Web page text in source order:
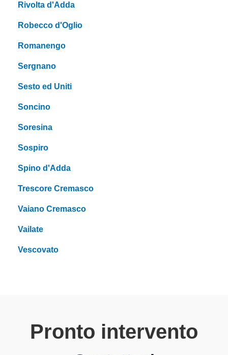
Rivolta d'Adda
Robecco d'Oglio
Romanengo
Sergnano
Sesto ed Uniti
Soncino
Soresina
Sospiro
Spino d'Adda
Trescore Cremasco
Vaiano Cremasco
Vailate
Vescovato
Pronto intervento